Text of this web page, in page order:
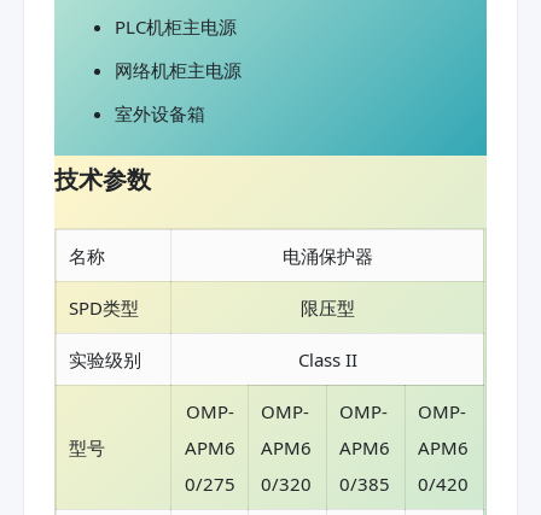
PLC机柜主电源
网络机柜主电源
室外设备箱
技术参数
名称 电涌保护器
SPD类型 限压型
实验级别 Class II
型号
OMP-
APM6
0/275
OMP-
APM6
0/320
OMP-
APM6
0/385
OMP-
APM6
0/420